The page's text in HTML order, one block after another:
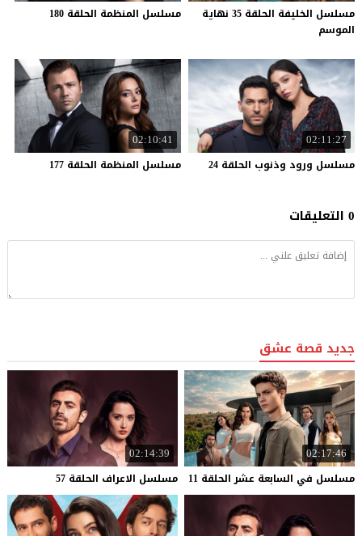
مسلسل الخليفة الحلقة 35 نهاية
الموسم
مسلسل المنظمة الحلقة 180
02:11:27
مسلسل ورود وذنوب الحلقة 24
02:10:41
مسلسل المنظمة الحلقة 177
0 التعليقات
جديد قصة عشق
02:17:46
مسلسل في السابعة عشر الحلقة 11
02:14:39
مسلسل الاعراف الحلقة 57